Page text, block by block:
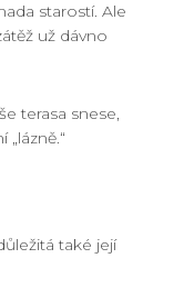
starostí. Ale
už dávno
terasa snese,
také její